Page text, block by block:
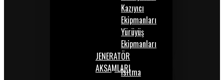
Kazıyıcı
Ekipmanları
Yürüyüş
Ekipmanları
JENERATÖR
AKSAMLARIIsıtma